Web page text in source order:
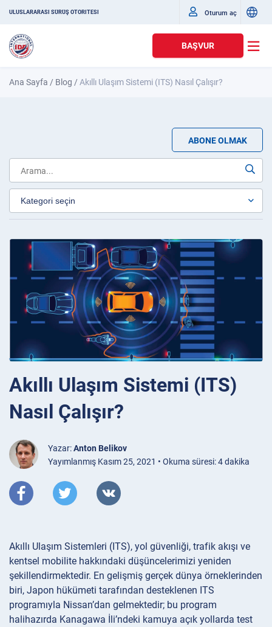
ULUSLARARASI SÜRÜŞ OTORITESI Oturum aç
BAŞVUR
Ana Sayfa / Blog /Akıllı Ulaşım Sistemi (ITS) Nasıl Çalışır?
ABONE OLMAK
Akıllı Ulaşım Sistemi (ITS)
Nasıl Çalışır?
Yazar:Anton Belikov
Yayımlanmış Kasım 25, 2021 • Okuma süresi: 4 dakika
Akıllı Ulaşım Sistemleri (ITS), yol güvenliği, trafik akışı ve
kentsel mobilite hakkındaki düşüncelerimizi yeniden
şekillendirmektedir. En gelişmiş gerçek dünya örneklerinden
biri, Japon hükümeti tarafından desteklenen ITS
programıyla Nissan’dan gelmektedir; bu program
halihazırda Kanagawa İli’ndeki kamuya açık yollarda test